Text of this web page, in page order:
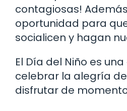
contagiosas!
oportunidad para
socialicen y hagan
El Día del Niño es
celebrar la alegría
disfrutar de